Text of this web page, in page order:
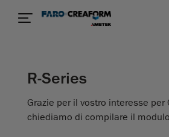
R-Series
Grazie per il vostro interesse per
chiediamo di compilare il